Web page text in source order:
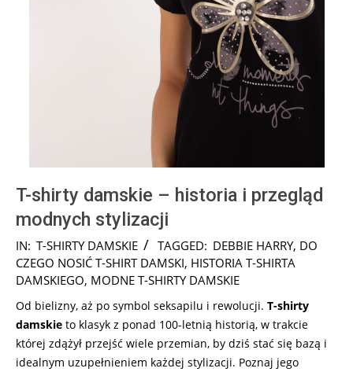
T-shirty damskie – historia i przegląd
modnych stylizacji
2025-
08-
01
IN: T-SHIRTY DAMSKIE TAGGED: DEBBIE HARRY, DO
CZEGO NOSIĆ T-SHIRT DAMSKI, HISTORIA T-SHIRTA
DAMSKIEGO, MODNE T-SHIRTY DAMSKIE
Od bielizny, aż po symbol seksapilu i rewolucji. T-shirty
damskie to klasyk z ponad 100-letnią historią, w trakcie
której zdążył przejść wiele przemian, by dziś stać się bazą i
idealnym uzupełnieniem każdej stylizacji. Poznaj jego